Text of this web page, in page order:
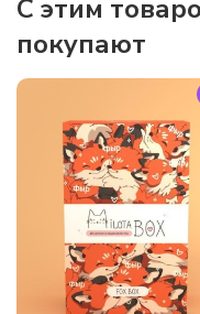
C этим
покупают